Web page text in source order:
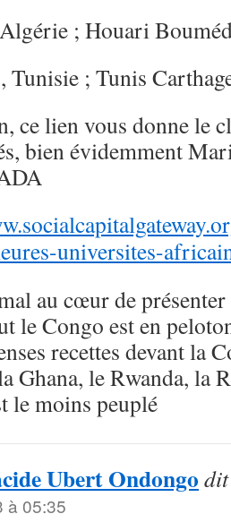
; Houari
Tunisie ; Tunis
ce lien vous donne le
bien évidemment
universites-
au cœur de
le Congo est en
recettes devant la
Ghana, le Rwanda, la
le moins peuplé
Ubert Ondongo
à 05:35